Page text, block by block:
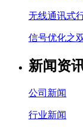
无线通讯式
信号优化之
新闻资
公司新闻
行业新闻